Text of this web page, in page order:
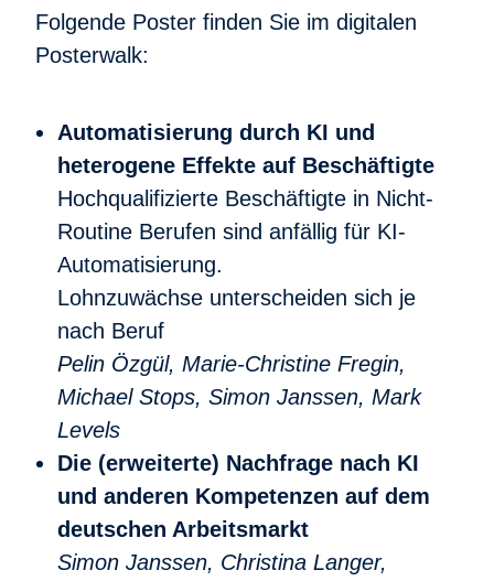
Folgende Poster finden Sie im digitalen
Posterwalk:
Automatisierung durch KI und
heterogene Effekte auf Beschäftigte
Hochqualifizierte Beschäftigte in Nicht-
Routine Berufen sind anfällig für KI-
Automatisierung.
Lohnzuwächse unterscheiden sich je
nach Beruf
Pelin Özgül, Marie-Christine Fregin,
Michael Stops, Simon Janssen, Mark
Levels
Die (erweiterte) Nachfrage nach KI
und anderen Kompetenzen auf dem
deutschen Arbeitsmarkt
Simon Janssen, Christina Langer,